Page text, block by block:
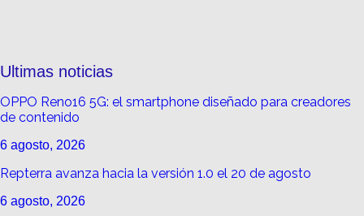
Ultimas noticias
OPPO Reno16 5G: el smartphone diseñado para creadores
de contenido
6 agosto, 2026
Repterra avanza hacia la versión 1.0 el 20 de agosto
6 agosto, 2026